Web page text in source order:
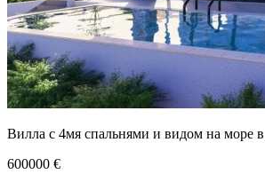
Вилла с 4мя спальнями и видом на море
600000 €